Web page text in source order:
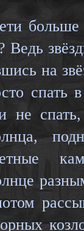
больше
Ведь
на
спать
спать,